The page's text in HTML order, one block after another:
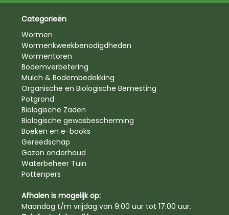
Categorieën
Wormen
Wormenkweekbenodigdheden
Wormentoren
Bodemverbetering
Mulch & Bodembedekking
Organische en Biologische Bemesting
Potgrond
Biologische Zaden
Biologische gewasbescherming
Boeken en e-books
Gereedschap
Gazon onderhoud
Waterbeheer Tuin
Pottenpers
Afhalen is mogelijk op:
Maandag t/m vrijdag van 9:00 uur tot 17:00 uur.